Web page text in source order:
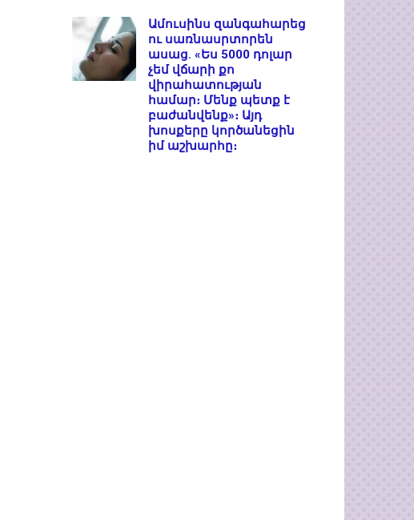
Ամուսինս զանգահարեց
ու սառնասրտորեն
ասաց. «Ես 5000 դոլար
չեմ վճարի քո
վիրահատության
համար։ Մենք պետք է
բաժանվենք»։ Այդ
խոսքերը կործանեցին
իմ աշխարհը։